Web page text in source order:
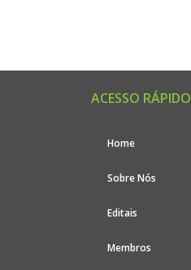
ACESSO RÁPIDO
Home
Sobre Nós
Editais
Membros